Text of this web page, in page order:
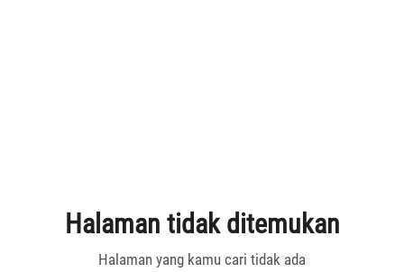
Halaman tidak ditemukan
Halaman yang kamu cari tidak ada